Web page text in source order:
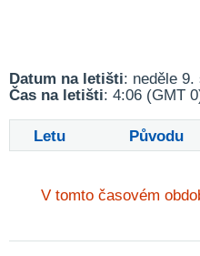
Datum na letišti: neděle 9.
Čas na letišti: 4:06 (GMT
Letu Původu
V tomto časovém